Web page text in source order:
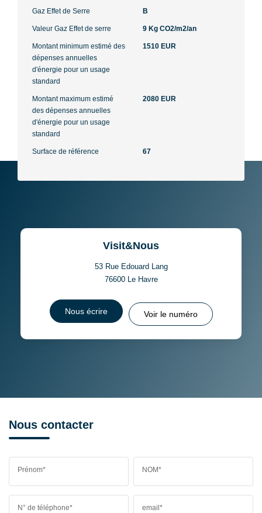
Gaz Effet de Serre B
Valeur Gaz Effet de serre 9 Kg CO2/m2/an
Montant minimum estimé des
dépenses annuelles
d'énergie pour un usage
standard
1510 EUR
Montant maximum estimé
des dépenses annuelles
d'énergie pour un usage
standard
2080 EUR
Surface de référence 67
Visit&Nous
53 Rue Edouard Lang
76600 Le Havre
Nous écrire Voir le numéro
Nous contacter
Prénom* NOM*
N° de téléphone* email*